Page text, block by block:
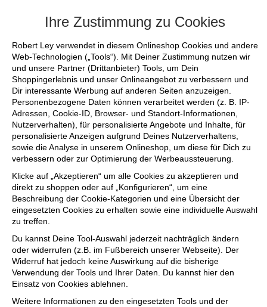
Ihre Zustimmung zu Cookies
Robert Ley verwendet in diesem Onlineshop Cookies und andere
Web-Technologien („Tools“). Mit Deiner Zustimmung nutzen wir
und unsere Partner (Drittanbieter) Tools, um Dein
Shoppingerlebnis und unser Onlineangebot zu verbessern und
Dir interessante Werbung auf anderen Seiten anzuzeigen.
Personenbezogene Daten können verarbeitet werden (z. B. IP-
Adressen, Cookie-ID, Browser- und Standort-Informationen,
Nutzerverhalten), für personalisierte Angebote und Inhalte, für
personalisierte Anzeigen aufgrund Deines Nutzerverhaltens,
sowie die Analyse in unserem Onlineshop, um diese für Dich zu
verbessern oder zur Optimierung der Werbeaussteuerung.
Klicke auf „Akzeptieren“ um alle Cookies zu akzeptieren und
direkt zu shoppen oder auf „Konfigurieren“, um eine
Beschreibung der Cookie-Kategorien und eine Übersicht der
eingesetzten Cookies zu erhalten sowie eine individuelle Auswahl
zu treffen.
Du kannst Deine Tool-Auswahl jederzeit nachträglich ändern
oder widerrufen (z.B. im Fußbereich unserer Webseite). Der
Widerruf hat jedoch keine Auswirkung auf die bisherige
Verwendung der Tools und Ihrer Daten. Du kannst hier den
Einsatz von Cookies ablehnen.
Weitere Informationen zu den eingesetzten Tools und der